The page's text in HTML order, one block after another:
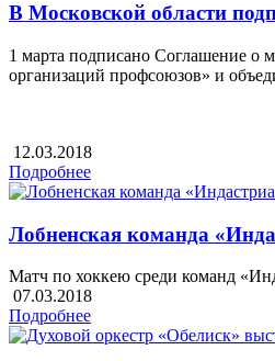
В Московской области
1 марта подписано Соглашение о
организаций профсоюзов» и
12.03.2018
Подробнее
Лобненская команда
Матч по хоккею среди команд
07.03.2018
Подробнее